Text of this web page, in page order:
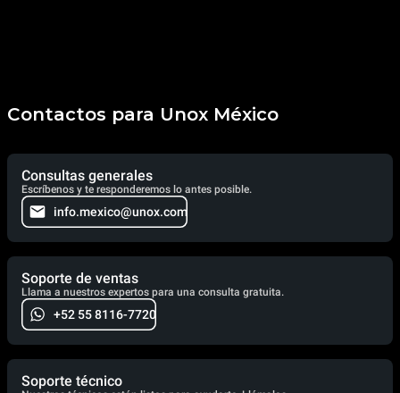
Contactos para Unox México
Consultas generales
Escríbenos y te responderemos lo antes posible.
info.mexico@unox.com
Soporte de ventas
Llama a nuestros expertos para una consulta gratuita.
+52 55 8116-7720
Soporte técnico